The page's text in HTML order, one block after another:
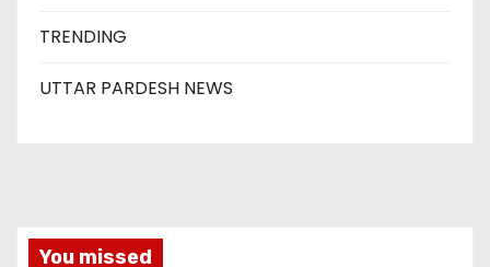
TRENDING
UTTAR PARDESH NEWS
You missed